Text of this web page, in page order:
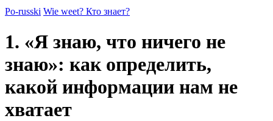
Po-russki Wie weet? Кто знает?
1. «Я знаю, что ничего не
знаю»: как определить,
какой информации нам не
хватает